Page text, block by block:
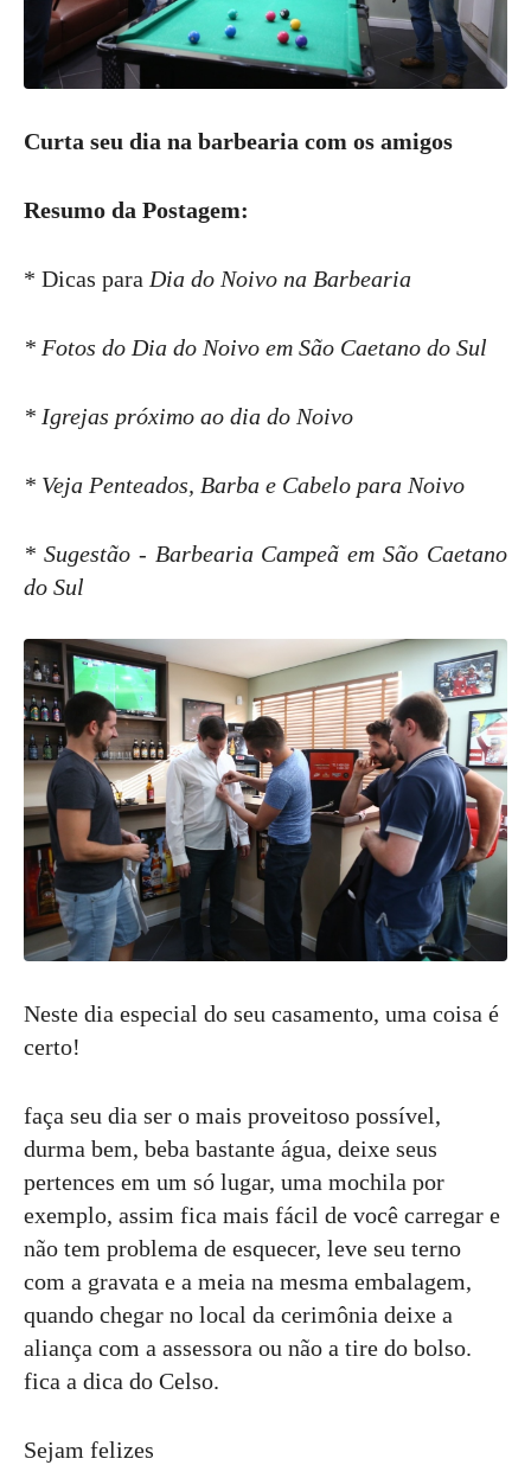
Curta seu dia na barbearia com os amigos
Resumo da Postagem:
* Dicas para Dia do Noivo na Barbearia
* Fotos do Dia do Noivo em São Caetano do Sul
* Igrejas próximo ao dia do Noivo
* Veja Penteados, Barba e Cabelo para Noivo
* Sugestão - Barbearia Campeã em São Caetano
do Sul
Neste dia especial do seu casamento, uma coisa é
certo!
faça seu dia ser o mais proveitoso possível,
durma bem, beba bastante água, deixe seus
pertences em um só lugar, uma mochila por
exemplo, assim fica mais fácil de você carregar e
não tem problema de esquecer, leve seu terno
com a gravata e a meia na mesma embalagem,
quando chegar no local da cerimônia deixe a
aliança com a assessora ou não a tire do bolso.
fica a dica do Celso.
Sejam felizes